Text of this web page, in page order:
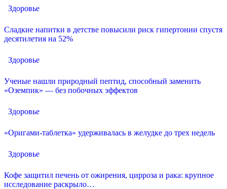
Здоровье
Сладкие напитки в детстве повысили риск гипертонии спустя
десятилетия на 52%
Здоровье
Ученые нашли природный пептид, способный заменить
«Оземпик» — без побочных эффектов
Здоровье
«Оригами-таблетка» удерживалась в желудке до трех недель
Здоровье
Кофе защитил печень от ожирения, цирроза и рака: крупное
исследование раскрыло…